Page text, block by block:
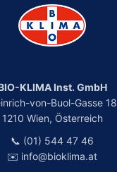
KLIMA Inst. GmbH
von-Buol-Gasse 18
1210 Wien, Österreich
📞 (01) 544 47 46
✉️ info@bioklima.at